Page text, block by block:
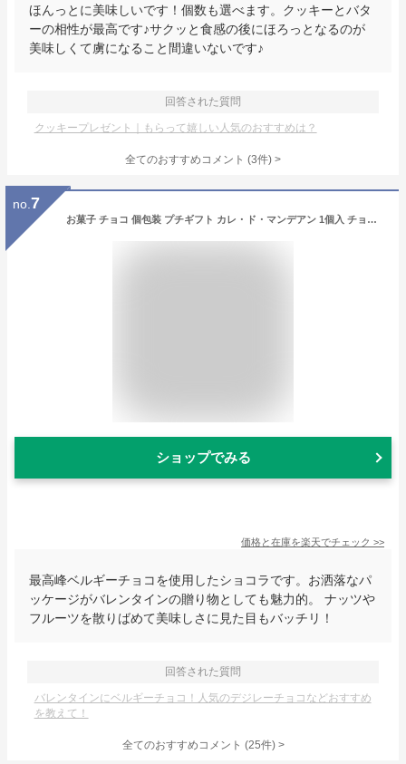
ほんっとに美味しいです！個数も選べます。クッキーとバタ
ーの相性が最高です♪サクッと食感の後にほろっとなるのが
美味しくて虜になること間違いないです♪
回答された質問
クッキープレゼント｜もらって嬉しい人気のおすすめは？
全てのおすすめコメント (3件) >
no. 7
お菓子 チョコ 個包装 プチギフト カレ・ド・マンデアン 1個入 チョコレート ナッツ フルーツ 最高峰チョコ使用 ショコラ スイーツ ギフト いちご 抹茶 かわいい 可愛い 猫 ねこ 映える 人気 お返し ハロウィン お菓子 子供 職場 転勤 大量 まとめ買い ( 即日発送・土日除く)
ショップでみる
価格と在庫を楽天でチェック >>
最高峰ベルギーチョコを使用したショコラです。お洒落なパ
ッケージがバレンタインの贈り物としても魅力的。 ナッツや
フルーツを散りばめて美味しさに見た目もバッチリ！
回答された質問
バレンタインにベルギーチョコ！人気のデジレーチョコなどおすすめ
を教えて！
全てのおすすめコメント (25件) >